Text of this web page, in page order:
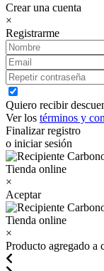
Crear una cuenta
×
Registrarme
Quiero recibir
Ver los términos y
Finalizar registro
o iniciar sesión
×
Aceptar
×
Producto agregado a